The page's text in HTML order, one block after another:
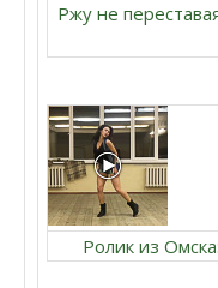
Ржу не
Ролик из